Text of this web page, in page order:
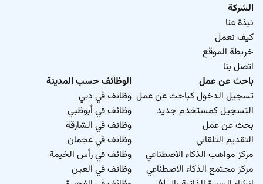
الشركة
نبذة عنا
كيف نعمل
خريطة الموقع
اتصل بنا
باحث عن عمل
تسجيل الدخول كباحث عن عمل
التسجيل كمستخدم جديد
بحث عن عمل
التقديم التلقائي
مركز مواهب الذكاء الاصطناعي
مركز مجتمع الذكاء الاصطناعي
الوظائف حسب المدينة
وظائف في دبي
وظائف في أبوظبي
وظائف في الشارقة
وظائف في عجمان
وظائف في رأس الخيمة
وظائف في العين